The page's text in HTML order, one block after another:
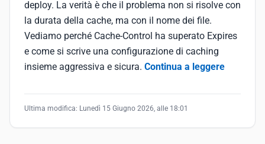
deploy. La verità è che il problema non si risolve con
la durata della cache, ma con il nome dei file.
Vediamo perché Cache-Control ha superato Expires
e come si scrive una configurazione di caching
insieme aggressiva e sicura. Continua a leggere
Ultima modifica: Lunedì 15 Giugno 2026, alle 18:01